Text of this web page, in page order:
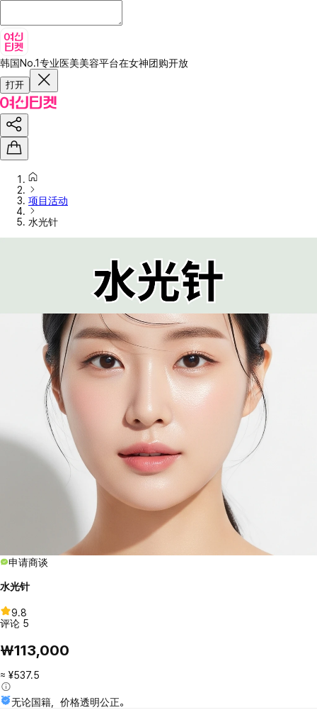
韩国No.1专业医美美容平台在女神团购开放
打开
项目活动
水光针
申请商谈
水光针
9.8
评论 5
₩113,000
≈ ¥537.5
无论国籍，价格透明公正。